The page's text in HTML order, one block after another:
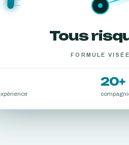
Tous
FORMULE VISÉE
20+